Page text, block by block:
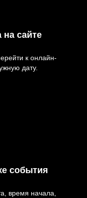
сайте
к онлайн-
дату.
события
время начала,